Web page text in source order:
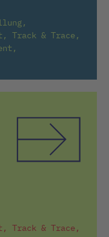
Track & Trace,
Track & Trace,